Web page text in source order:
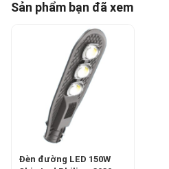
Sản phẩm bạn đã xem
Đèn đường LED 150W